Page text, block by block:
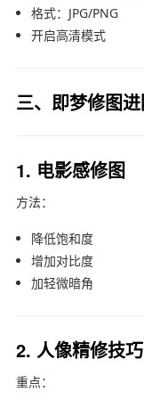
格式：JPG/PNG
开启高清模式
三、即梦修图进
1. 电影感修图
方法：
降低饱和度
增加对比度
加轻微暗角
2. 人像精修技巧
重点：